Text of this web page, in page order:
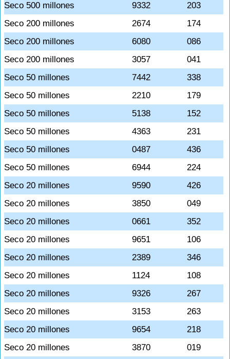
Seco 500 millones
9332
203
Seco 200 millones
2674
174
Seco 200 millones
6080
086
Seco 200 millones
3057
041
Seco 50 millones
7442
338
Seco 50 millones
2210
179
Seco 50 millones
5138
152
Seco 50 millones
4363
231
Seco 50 millones
0487
436
Seco 50 millones
6944
224
Seco 20 millones
9590
426
Seco 20 millones
3850
049
Seco 20 millones
0661
352
Seco 20 millones
9651
106
Seco 20 millones
2389
346
Seco 20 millones
1124
108
Seco 20 millones
9326
267
Seco 20 millones
3153
263
Seco 20 millones
9654
218
Seco 20 millones
3870
019